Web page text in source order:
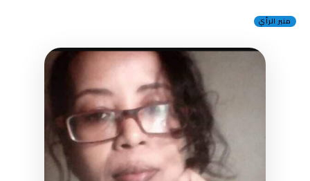
منبر الرأي